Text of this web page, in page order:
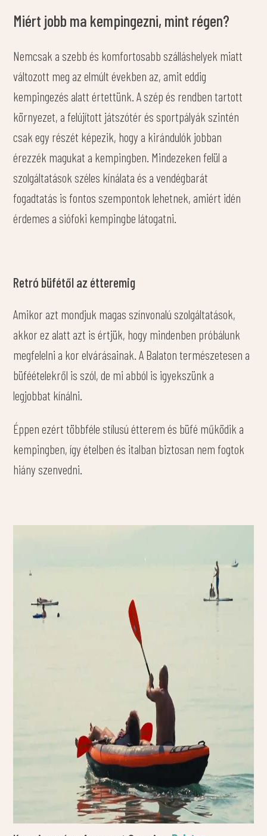
Miért jobb ma kempingezni, mint régen?
Nemcsak a szebb és komfortosabb szálláshelyek miatt
változott meg az elmúlt években az, amit eddig
kempingezés alatt értettünk. A szép és rendben tartott
környezet, a felújított játszótér és sportpályák szintén
csak egy részét képezik, hogy a kirándulók jobban
érezzék magukat a kempingben. Mindezeken felül a
szolgáltatások széles kínálata és a vendégbarát
fogadtatás is fontos szempontok lehetnek, amiért idén
érdemes a siófoki kempingbe látogatni.
Retró büfétől az étteremig
Amikor azt mondjuk magas színvonalú szolgáltatások,
akkor ez alatt azt is értjük, hogy mindenben próbálunk
megfelelni a kor elvárásainak. A Balaton természetesen a
büféételekről is szól, de mi abból is igyekszünk a
legjobbat kínálni.
Éppen ezért többféle stílusú étterem és büfé működik a
kempingben, így ételben és italban biztosan nem fogtok
hiány szenvedni.